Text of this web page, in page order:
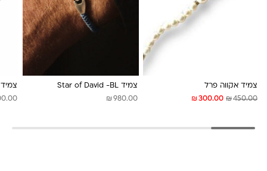
צמיד אקווה פרל
₪300.00 ₪450.00
צמיד Star of David -BL
₪ 980.00